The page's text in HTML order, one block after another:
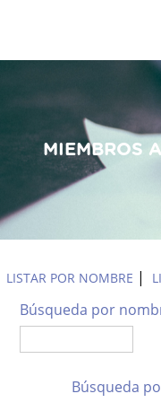
MIEMBROS
LISTAR POR NOMBRE |
Búsqueda por
Búsqueda